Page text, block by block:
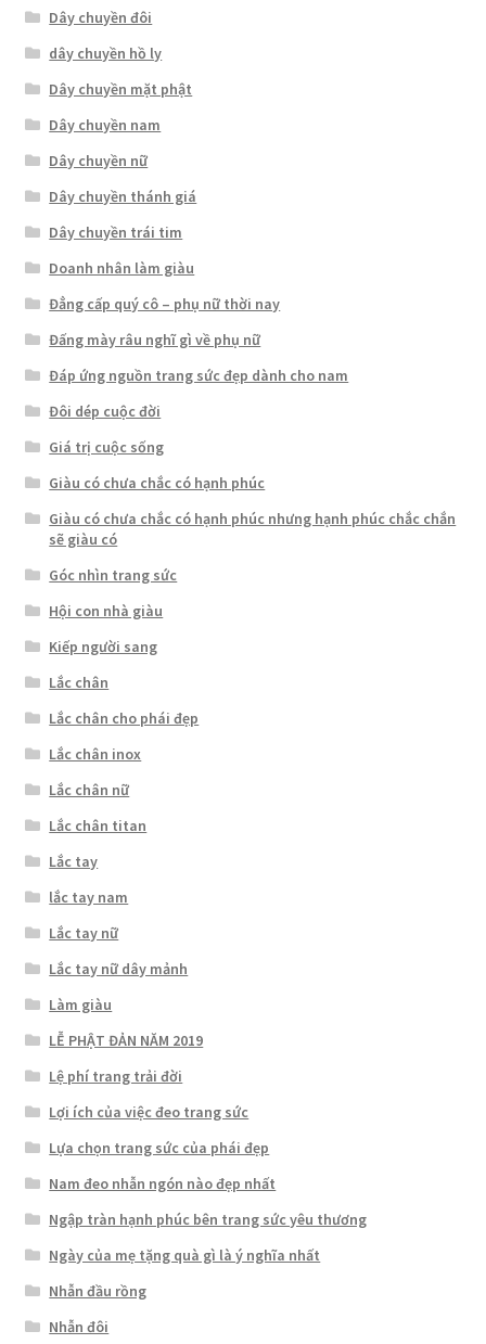
Dây chuyền đôi
dây chuyền hồ ly
Dây chuyền mặt phật
Dây chuyền nam
Dây chuyền nữ
Dây chuyền thánh giá
Dây chuyền trái tim
Doanh nhân làm giàu
Đẳng cấp quý cô – phụ nữ thời nay
Đấng mày râu nghĩ gì về phụ nữ
Đáp ứng nguồn trang sức đẹp dành cho nam
Đôi dép cuộc đời
Giá trị cuộc sống
Giàu có chưa chắc có hạnh phúc
Giàu có chưa chắc có hạnh phúc nhưng hạnh phúc chắc chắn
sẽ giàu có
Góc nhìn trang sức
Hội con nhà giàu
Kiếp người sang
Lắc chân
Lắc chân cho phái đẹp
Lắc chân inox
Lắc chân nữ
Lắc chân titan
Lắc tay
lắc tay nam
Lắc tay nữ
Lắc tay nữ dây mảnh
Làm giàu
LỄ PHẬT ĐẢN NĂM 2019
Lệ phí trang trải đời
Lợi ích của việc đeo trang sức
Lựa chọn trang sức của phái đẹp
Nam đeo nhẫn ngón nào đẹp nhất
Ngập tràn hạnh phúc bên trang sức yêu thương
Ngày của mẹ tặng quà gì là ý nghĩa nhất
Nhẫn đầu rồng
Nhẫn đôi